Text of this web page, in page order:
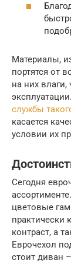
Материалы,
портятся от
на них
службы
касается
условии их
Сегодня
цветовые
контраст, а
Еврочехол
стоит диван